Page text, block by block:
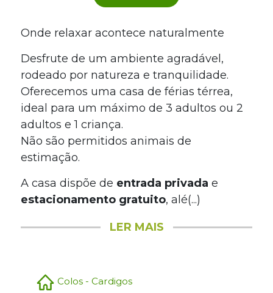
Onde relaxar acontece naturalmente
Desfrute de um ambiente agradável,
rodeado por natureza e tranquilidade.
Oferecemos uma casa de férias térrea,
ideal para um máximo de 3 adultos ou 2
adultos e 1 criança.
Não são permitidos animais de
estimação.
A casa dispõe de entrada privada e
estacionamento gratuito, alé(...)
LER MAIS
Colos - Cardigos